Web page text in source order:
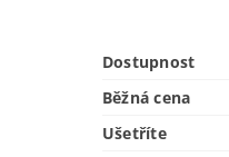
Dostupnost
Běžná cena
Ušetříte